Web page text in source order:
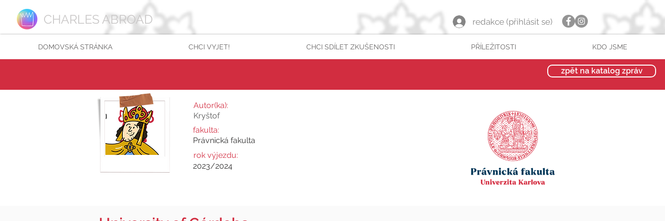
CHARLES ABROAD redakce (přihlásit se)
DOMOVSKÁ STRÁNKA CHCI VYJET! CHCI SDÍLET ZKUŠENOSTI PŘÍLEŽITOSTI KDO JSME
zpět na katalog zpráv
Autor(ka):
Kryštof
fakulta:
Právnická fakulta
rok výjezdu:
2023/2024